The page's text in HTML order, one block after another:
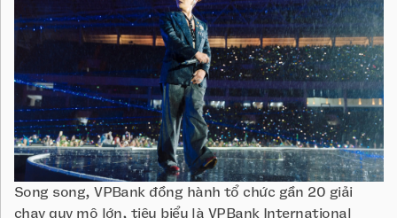
Song song, VPBank đồng hành tổ chức gần 20 giải
chạy quy mô lớn, tiêu biểu là VPBank International